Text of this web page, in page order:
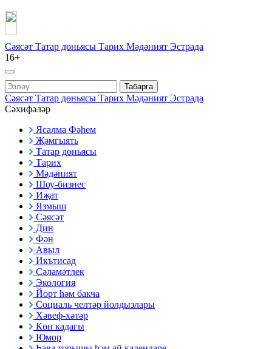
Сәясәт Татар дөньясы Тарих Мәдәният Эстрада
16+
Табарга
Сәясәт Татар дөньясы Тарих Мәдәният Эстрада
Сәхифәләр
Ясалма Фәһем
Җәмгыять
Татар дөньясы
Тарих
Мәдәният
Шоу-бизнес
Иҗат
Язмыш
Сәясәт
Дин
Фән
Авыл
Икътисад
Сәламәтлек
Экология
Йорт һәм бакча
Социаль челтәр йолдызлары
Хәвеф-хәтәр
Көн кадагы
Юмор